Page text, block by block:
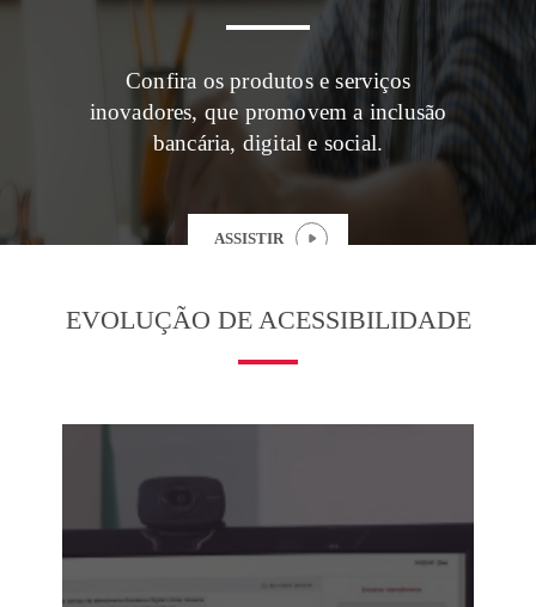
SEPARAMOS PARA VOCÊ
Antecipação
Bradesco
Confira os produtos e serviços
inovadores, que promovem a inclusão
bancária, digital e social.
ASSISTIR
EVOLUÇÃO DE ACESSIBILIDADE